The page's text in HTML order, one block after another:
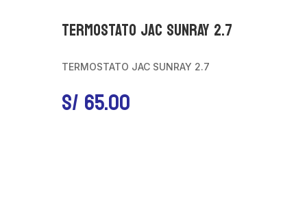
TERMOSTATO JAC SUNRAY 2.7
TERMOSTATO JAC SUNRAY 2.7
S/65.00